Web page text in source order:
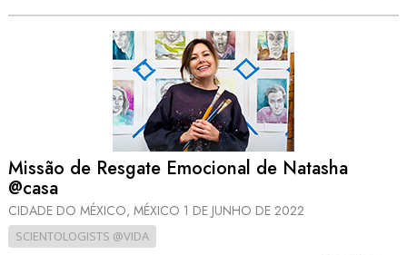
Missão de Resgate Emocional de Natasha
@casa
CIDADE DO MÉXICO, MÉXICO 1 DE JUNHO DE 2022
SCIENTOLOGISTS @VIDA